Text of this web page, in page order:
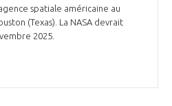
spatiale américaine au
(Texas). La NASA devrait
2025.